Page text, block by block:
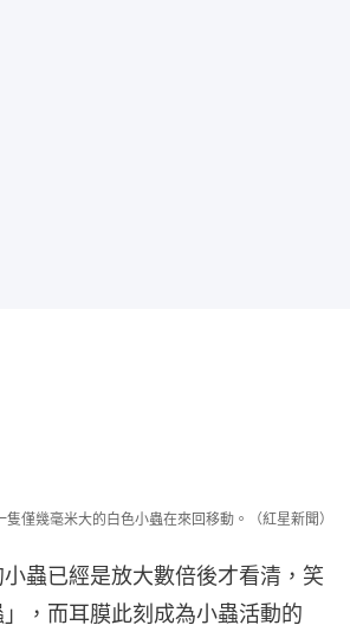
僅幾毫米大的白色小蟲在來回移動。（紅星新聞）
蟲已經是放大數倍後才看清，笑
，而耳膜此刻成為小蟲活動的